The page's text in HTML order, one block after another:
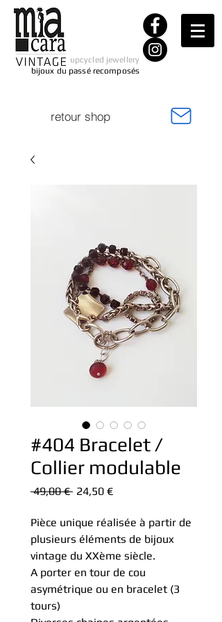
upcycled jewellery
bijoux du passé recomposés
retour shop
#404 Bracelet /
Collier modulable
49,00 € Prix
24,50 €Prix
Pièce unique réalisée à partir de
plusieurs éléments de bijoux
vintage du XXème siècle.
A porter en tour de cou
asymétrique ou en bracelet (3
tours)